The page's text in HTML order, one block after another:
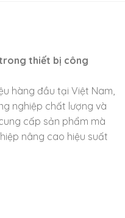
thiết bị công
hàng đầu tại Việt Nam,
nghiệp chất lượng và
cấp sản phẩm mà
nâng cao hiệu suất